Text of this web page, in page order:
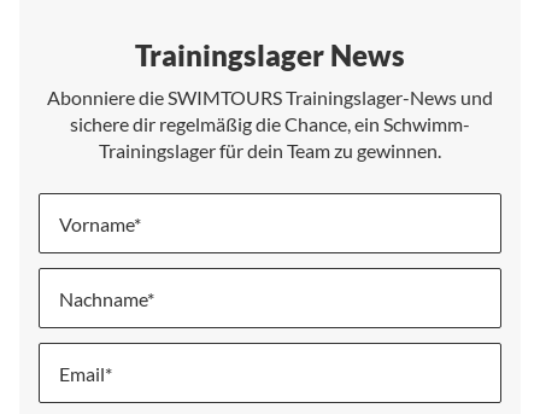
Trainingslager News
Abonniere die SWIMTOURS Trainingslager-News und
sichere dir regelmäßig die Chance, ein Schwimm-
Trainingslager für dein Team zu gewinnen.
Vorname
Nachname
Melde